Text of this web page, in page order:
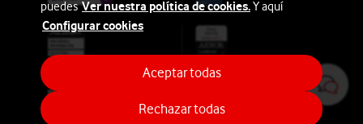
puedesVer nuestra política de cookies.Y aquí
Configurar cookies
Rechazar todas
Aceptar todas